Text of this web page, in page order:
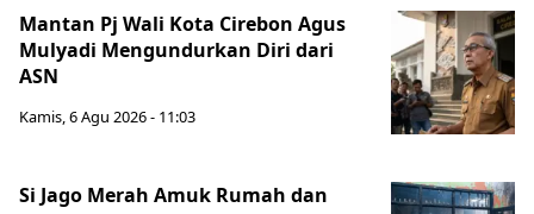
Mantan Pj Wali Kota Cirebon Agus
Mulyadi Mengundurkan Diri dari
ASN
Kamis, 6 Agu 2026 - 11:03
Si Jago Merah Amuk Rumah dan